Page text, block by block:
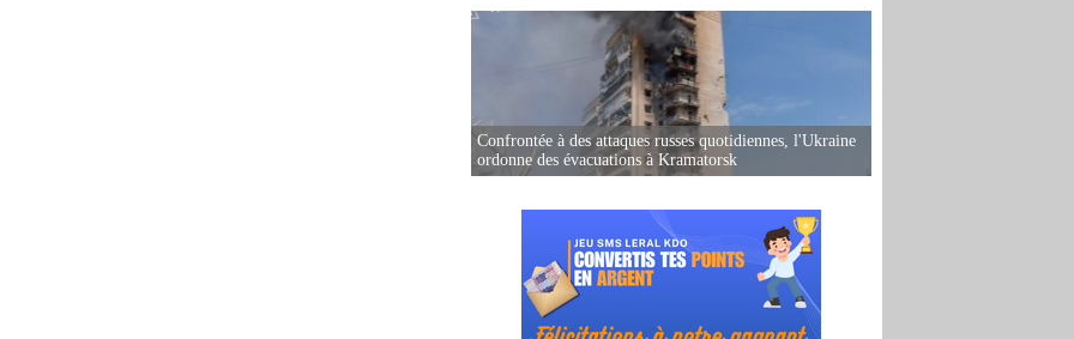
Confrontée à des attaques russes quotidiennes, l'Ukraine
ordonne des évacuations à Kramatorsk